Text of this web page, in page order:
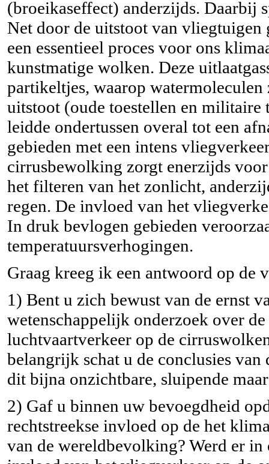
(broeikaseffect) anderzijds. Daarbij
Net door de uitstoot van vliegtuigen
een essentieel proces voor ons
kunstmatige wolken. Deze
partikeltjes, waarop
uitstoot (oude toestellen en
leidde ondertussen overal tot een
gebieden met een intens
cirrusbewolking zorgt enerzijds
het filteren van het zonlicht,
regen. De invloed van het
In druk bevlogen gebieden
temperatuursverhogingen.
Graag kreeg ik een antwoord op de
1) Bent u zich bewust van de ernst
wetenschappelijk onderzoek over
luchtvaartverkeer op de
belangrijk schat u de conclusies
dit bijna onzichtbare, sluipende
2) Gaf u binnen uw bevoegdheid
rechtstreekse invloed op de het
van de wereldbevolking? Werd er in